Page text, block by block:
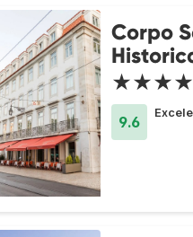
Corpo
9.6